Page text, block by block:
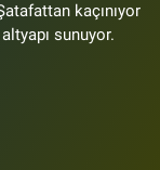
kaçınıyor
sunuyor.